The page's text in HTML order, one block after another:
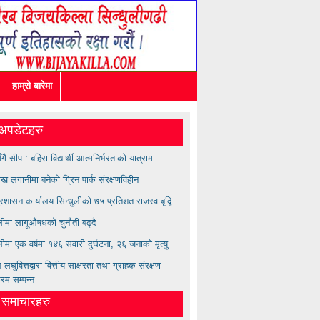
हाम्रो बारेमा
सीप : बहिरा विद्यार्थी आत्मनिर्भरताको यात्रामा
लगानीमा बनेको ग्रिन पार्क संरक्षणविहीन
कार्यालय सिन्धुलीको ७५ प्रतिशत राजस्व बृद्वि
लागूऔषधको चुनौती बढ्दै
एक वर्षमा १४६ सवारी दुर्घटना, २६ जनाको मृत्यु
वित्तीय साक्षरता तथा ग्राहक संरक्षण
सम्पन्न
समाचारहरु